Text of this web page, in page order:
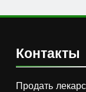
Контакты
Продать